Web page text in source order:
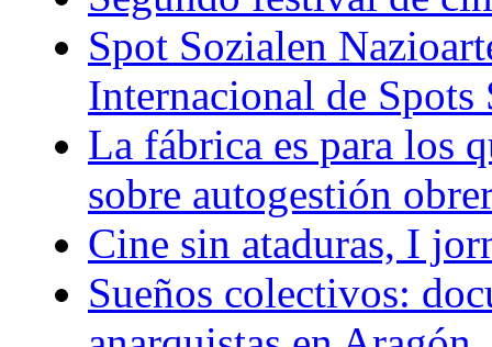
Spot Sozialen
Internacional de Spots
La fábrica es para los
sobre autogestión
Cine sin ataduras, I
Sueños colectivos: